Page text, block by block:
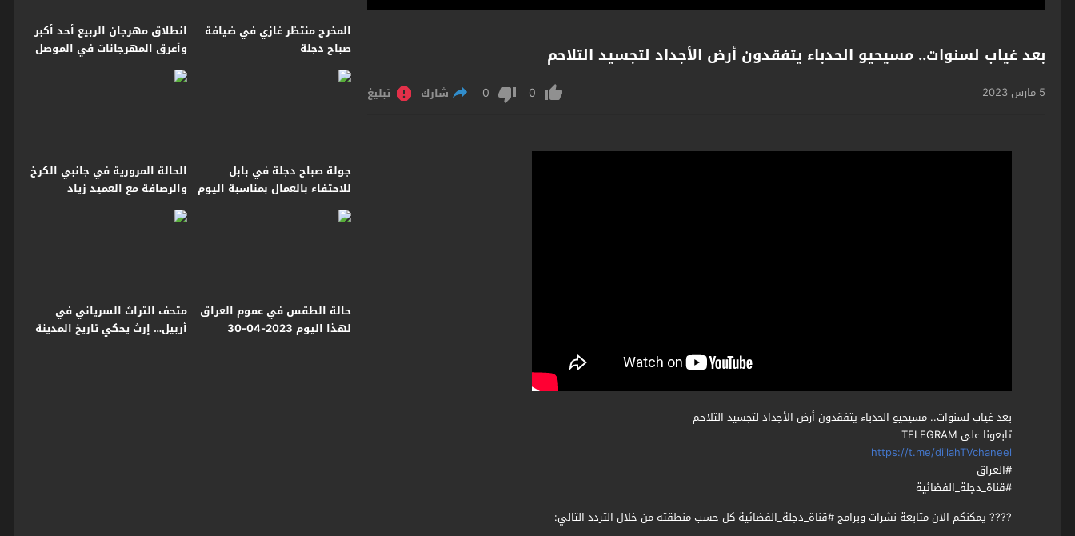
بعد غياب لسنوات.. مسيحيو الحدباء يتفقدون أرض الأجداد لتجسيد التلاحم
5 مارس 2023 0
0 شارك تبليغ
بعد غياب لسنوات.. مسيحيو الحدباء يتفقدون أرض الأجداد لتجسيد التلاحم
تابعونا على TELEGRAM
https://t.me/dijlahTVchaneel
#العراق
#قناة_دجلة_الفضائية
???? يمكنكم الان متابعة نشرات وبرامج #قناة_دجلة_الفضائية كل حسب منطقته من خلال التردد التالي:
المخرج منتظر غازي في ضيافة
صباح دجلة
انطلاق مهرجان الربيع أحد أكبر
وأعرق المهرجانات في الموصل
جولة صباح دجلة في بابل
للاحتفاء بالعمال بمناسبة اليوم
العالمي للعمال
الحالة المرورية في جانبي الكرخ
والرصافة مع العميد زياد
القيسي
حالة الطقس في عموم العراق
لهذا اليوم 2023-04-30
متحف التراث السرياني في
أربيل… إرث يحكي تاريخ المدينة